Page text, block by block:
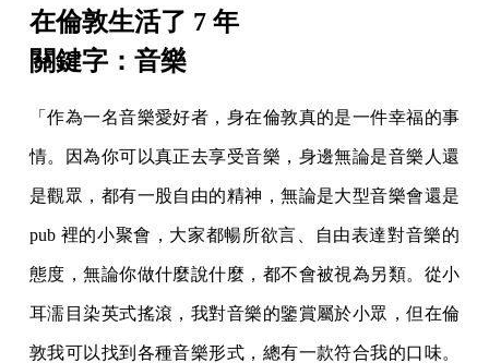
在倫敦生活了 7 年
關鍵字：音樂
「作為一名音樂愛好者，身在倫敦真的是一件幸福的事
情。因為你可以真正去享受音樂，身邊無論是音樂人還
是觀眾，都有一股自由的精神，無論是大型音樂會還是
pub 裡的小聚會，大家都暢所欲言、自由表達對音樂的
態度，無論你做什麼說什麼，都不會被視為另類。從小
耳濡目染英式搖滾，我對音樂的鑒賞屬於小眾，但在倫
敦我可以找到各種音樂形式，總有一款符合我的口味。